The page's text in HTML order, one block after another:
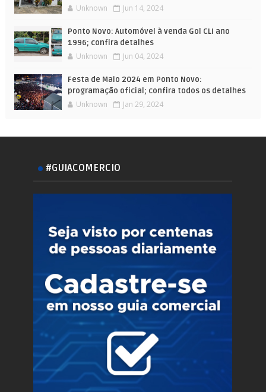
Unknown Jun 14, 2024
Ponto Novo: Automóvel à venda Gol CLI ano
1996; confira detalhes
Unknown Jun 04, 2024
Festa de Maio 2024 em Ponto Novo:
programação oficial; confira todos os detalhes
Unknown Jan 29, 2024
#GUIACOMERCIO